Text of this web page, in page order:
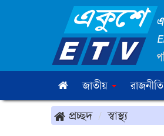
জাতীয় রাজনীতি
প্রচ্ছদ স্বাস্থ্য